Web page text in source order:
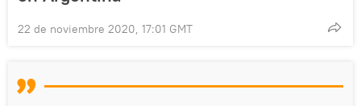
22 de noviembre 2020, 17:01 GMT